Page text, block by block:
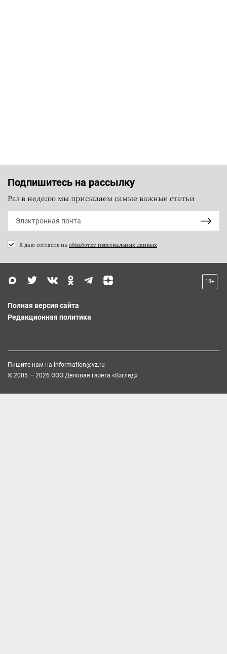
Подпишитесь на рассылку
Раз в неделю мы присылаем самые важные статьи
Я даю согласие на обработку персональных данных
18+
Полная версия сайта
Редакционная политика
Пишите нам на information@vz.ru
© 2005 — 2026 ООО Деловая газета «Взгляд»